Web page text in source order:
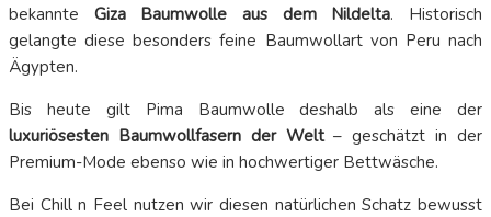
bekannte Giza Baumwolle aus dem Nildelta. Historisch
gelangte diese besonders feine Baumwollart von Peru nach
Ägypten.
Bis heute gilt Pima Baumwolle deshalb als eine der
luxuriösesten Baumwollfasern der Welt– geschätzt in der
Premium-Mode ebenso wie in hochwertiger Bettwäsche.
Bei Chill n Feel nutzen wir diesen natürlichen Schatz bewusst